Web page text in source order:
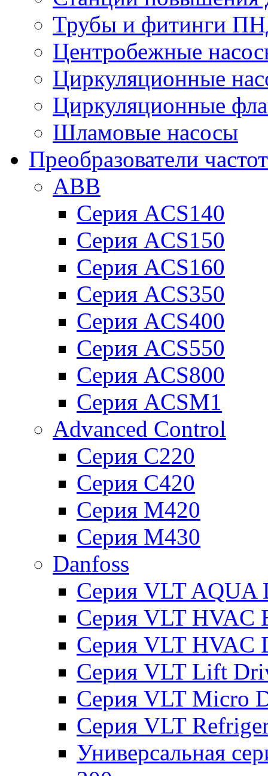
Трубы и фитинги
Центробежные
Циркуляционные
Циркуляционные
Шламовые насосы
Преобразователи
ABB
Серия ACS140
Серия ACS150
Серия ACS160
Серия ACS350
Серия ACS400
Серия ACS550
Серия ACS800
Серия ACSM1
Advanced Control
Серия C220
Серия C420
Серия M420
Серия M430
Danfoss
Серия VLT AQUA
Серия VLT HVAC
Серия VLT HVAC
Серия VLT Lift
Серия VLT Micro
Серия VLT
Универсальная